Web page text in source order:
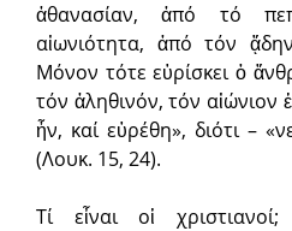
ἀθανασίαν, ἀπό τό
αἰωνιότητα, ἀπό τόν
Μόνον τότε εὑρίσκει ὁ
τόν ἀληθινόν, τόν
ἦν, καί εὑρέθη», διότι –
(Λουκ. 15, 24).
Τί εἶναι οἱ